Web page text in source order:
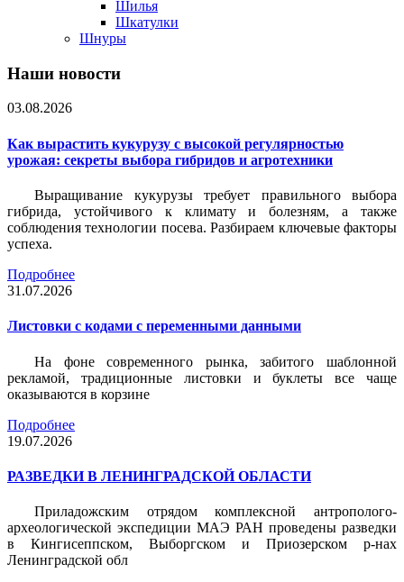
Шилья
Шкатулки
Шнуры
Наши новости
03.08.2026
Как вырастить кукурузу с высокой регулярностью
урожая: секреты выбора гибридов и агротехники
Выращивание кукурузы требует правильного выбора
гибрида, устойчивого к климату и болезням, а также
соблюдения технологии посева. Разбираем ключевые факторы
успеха.
Подробнее
31.07.2026
Листовки c кодами с переменными данными
На фоне современного рынка, забитого шаблонной
рекламой, традиционные листовки и буклеты все чаще
оказываются в корзине
Подробнее
19.07.2026
РАЗВЕДКИ В ЛЕНИНГРАДСКОЙ ОБЛАСТИ
Приладожским отрядом комплексной антрополого-
археологической экспедиции МАЭ РАН проведены разведки
в Кингисеппском, Выборгском и Приозерском р-нах
Ленинградской обл